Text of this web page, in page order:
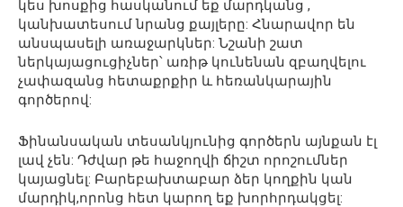
կես խոսքից հասկանում եք մարդկանց ,
կանխատեսում նրանց քայլերը: Հնարավոր են
անսպասելի առաջարկներ: Նշանի շատ
ներկայացուցիչներ՝ առիթ կունենան զբաղվելու
չափազանց հետաքրքիր և հեռանկարային
գործերով:
Ֆինանսական տեսանկյունից գործերն այնքան էլ
լավ չեն: Դժվար թե հաջողվի ճիշտ որոշումներ
կայացնել: Բարեբախտաբար ձեր կողքին կան
մարդիկ,որոնց հետ կարող եք խորհրդակցել: